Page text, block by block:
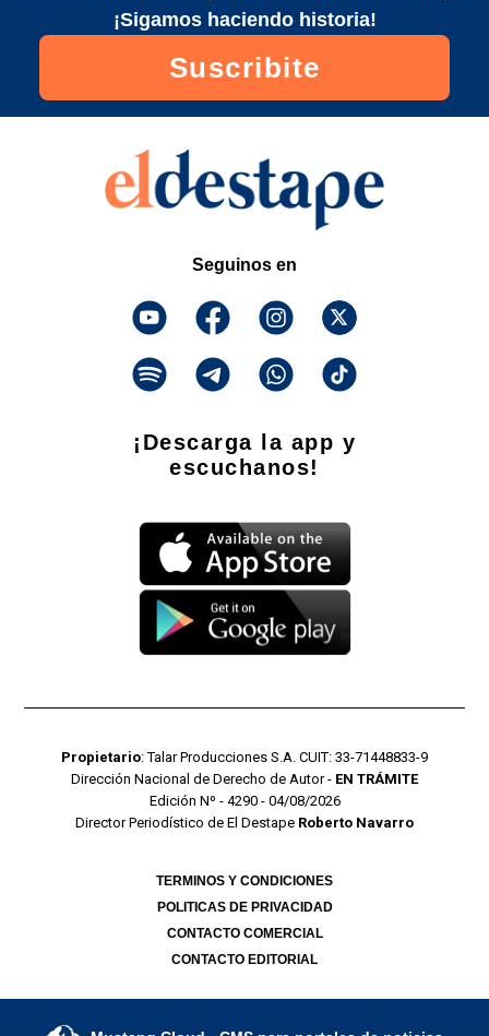
¡Sigamos haciendo historia!
Suscribite
Seguinos en
¡Descarga la app y
escuchanos!
Propietario: Talar Producciones S.A. CUIT: 33-71448833-9
Dirección Nacional de Derecho de Autor - EN TRÁMITE
Edición Nº - 4290 - 04/08/2026
Director Periodístico de El Destape Roberto Navarro
TERMINOS Y CONDICIONES
POLITICAS DE PRIVACIDAD
CONTACTO COMERCIAL
CONTACTO EDITORIAL